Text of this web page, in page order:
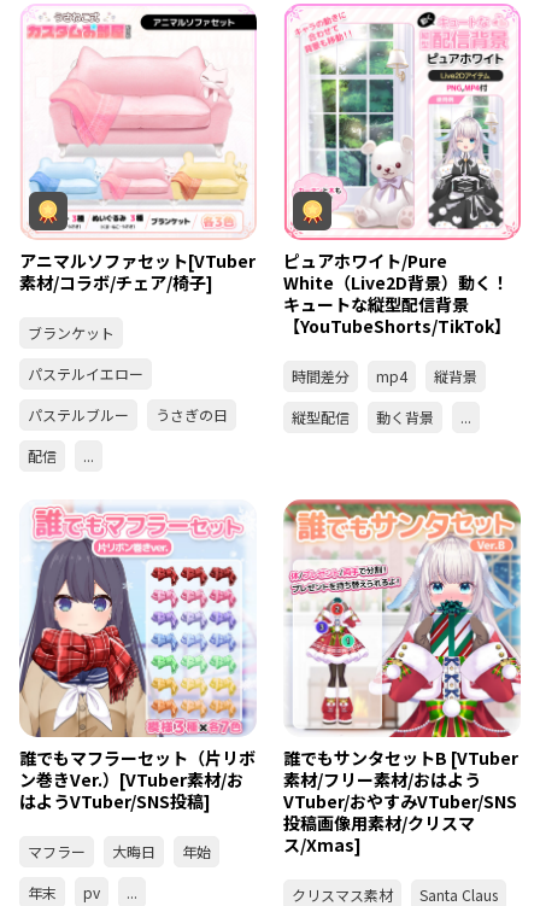
アニマルソファセット[VTuber
素材/コラボ/チェア/椅子]
ブランケット
パステルイエロー
パステルブルー
うさぎの日
配信
...
ピュアホワイト/Pure
White（Live2D背景）動く！
キュートな縦型配信背景
【YouTubeShorts/TikTok】
時間差分 mp4
縦背景
縦型配信
動く背景 ...
誰でもマフラーセット（片リボ
ン巻きVer.）[VTuber素材/お
はようVTuber/SNS投稿]
マフラー 大晦日
年始
年末
pv ...
誰でもサンタセットB [VTuber
素材/フリー素材/おはよう
VTuber/おやすみVTuber/SNS
投稿画像用素材/クリスマ
ス/Xmas]
クリスマス素材
Santa Claus